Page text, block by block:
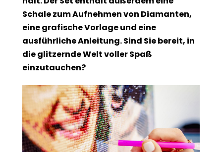
Schale zum Aufnehmen von Diamanten,
eine grafische Vorlage und eine
ausführliche Anleitung. Sind Sie bereit, in
die glitzernde Welt voller Spaß
einzutauchen?